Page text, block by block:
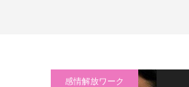
感情解放ワーク